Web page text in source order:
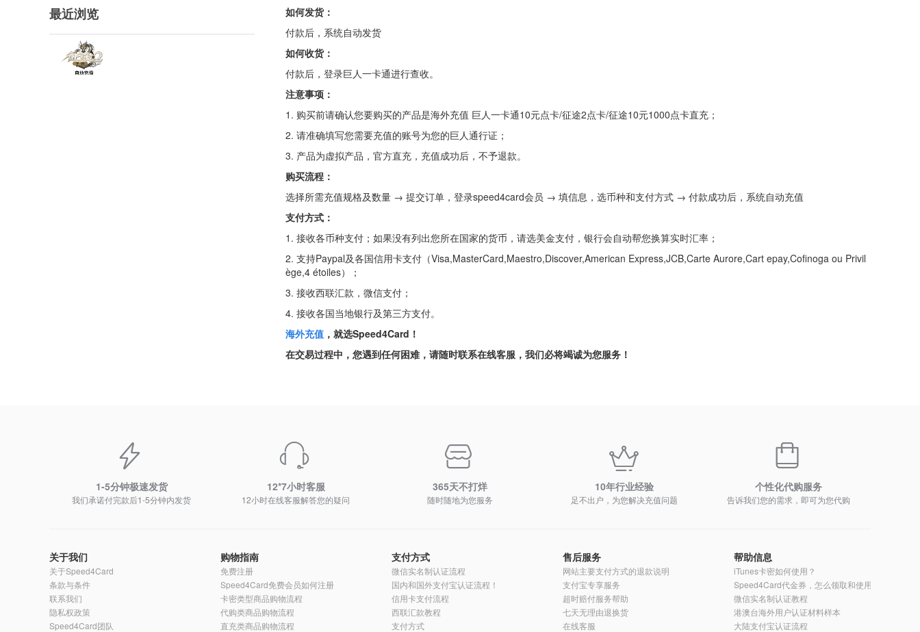
最近浏览
如何发货：
付款后，系统自动发货
如何收货：
付款后，登录巨人一卡通进行查收。
注意事项：
1. 购买前请确认您要购买的产品是海外充值 巨人一卡通10元点卡/征途2点卡/征途10元1000点卡直充；
2. 请准确填写您需要充值的账号为您的巨人通行证；
3. 产品为虚拟产品，官方直充，充值成功后，不予退款。
购买流程：
选择所需充值规格及数量 → 提交订单，登录speed4card会员 → 填信息，选币种和支付方式 → 付款成功后，系统自动充值
支付方式：
1. 接收各币种支付；如果没有列出您所在国家的货币，请选美金支付，银行会自动帮您换算实时汇率；
2. 支持Paypal及各国信用卡支付（Visa,MasterCard,Maestro,Discover,American Express,JCB,Carte Aurore,Cart epay,Cofinoga ou Privil
ège,4 étoiles）；
3. 接收西联汇款，微信支付；
4. 接收各国当地银行及第三方支付。
海外充值 ，就选Speed4Card！
在交易过程中，您遇到任何困难，请随时联系在线客服，我们必将竭诚为您服务！
1-5分钟极速发货
我们承诺付完款后1-5分钟内发货
12*7小时客服
12小时在线客服解答您的疑问
365天不打烊
随时随地为您服务
10年行业经验
足不出户，为您解决充值问题
个性化代购服务
告诉我们您的需求，即可为您代购
关于我们
关于Speed4Card
条款与条件
联系我们
隐私权政策
Speed4Card团队
购物指南
免费注册
Speed4Card免费会员如何注册
卡密类型商品购物流程
代购类商品购物流程
直充类商品购物流程
支付方式
微信实名制认证流程
国内和国外支付宝认证流程！
信用卡支付流程
西联汇款教程
支付方式
售后服务
网站主要支付方式的退款说明
支付宝专享服务
超时赔付服务帮助
七天无理由退换货
在线客服
帮助信息
iTunes卡密如何使用？
Speed4Card代金券，怎么领取和使用？
微信实名制认证教程
港澳台海外用户认证材料样本
大陆支付宝认证流程